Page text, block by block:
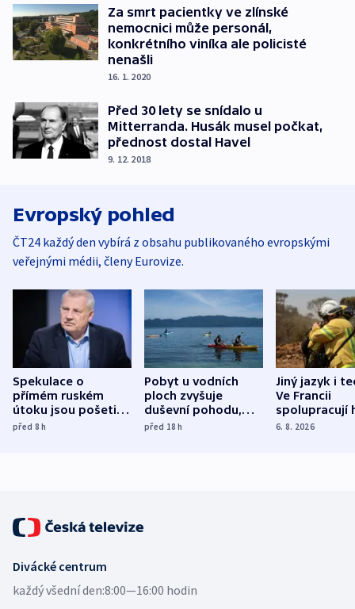
Za smrt pacientky ve zlínské
nemocnici může personál,
konkrétního viníka ale policisté
nenašli
16. 1. 2020
Před 30 lety se snídalo u
Mitterranda. Husák musel počkat,
přednost dostal Havel
9. 12. 2018
Evropský pohled
ČT24 každý den vybírá z obsahu publikovaného evropskými
veřejnými médii, členy Eurovize.
Spekulace o
přímém ruském
útoku jsou pošetilé,
míní estonský
před 8h
Pobyt u vodních
ploch zvyšuje
duševní pohodu,
ukázala
před 18h
Jiný jazyk i
Ve Francii
spolupracují
různých zemí
6. 8. 2026
Divácké centrum
každý všední den:8:00—16:00 hodin